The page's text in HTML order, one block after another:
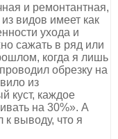
и ремонтантная,
видов имеет как
ухода и
сажать в ряд или
когда я лишь
обрезку на
из
куст, каждое
на 30%». А
к выводу, что я